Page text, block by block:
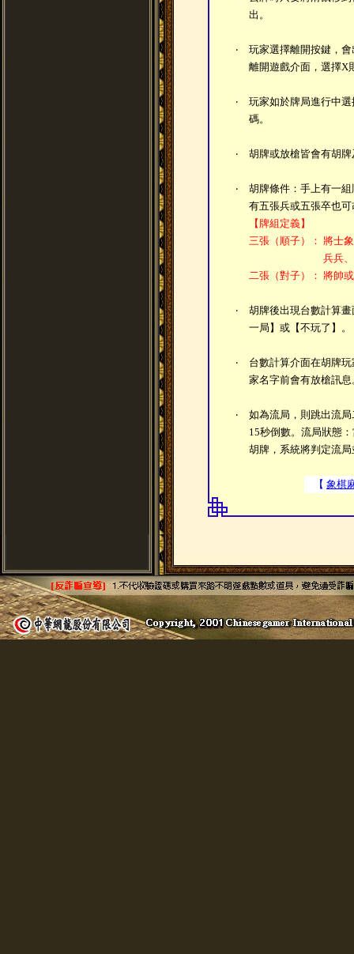
出。
‧
玩家選擇離開按鍵，
離開遊戲介面，選擇X
‧
玩家如於牌局進行中
碼。
‧ 胡牌或放槍皆會有胡
‧
胡牌條件：手上有一
有五張兵或五張卒也可
【牌組定義】
三張（順子）： 將士
兵兵
二張（對子）： 將帥
‧
胡牌後出現台數計算
一局】或【不玩了】。
‧
台數計算介面在胡牌
家名字前會有放槍訊息
‧
如為流局，則跳出流
15秒倒數。流局狀態
胡牌，系統將判定流
【 象棋